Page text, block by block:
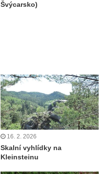
Švýcarsko)
16. 2. 2026
Skalní vyhlídky na
Kleinsteinu